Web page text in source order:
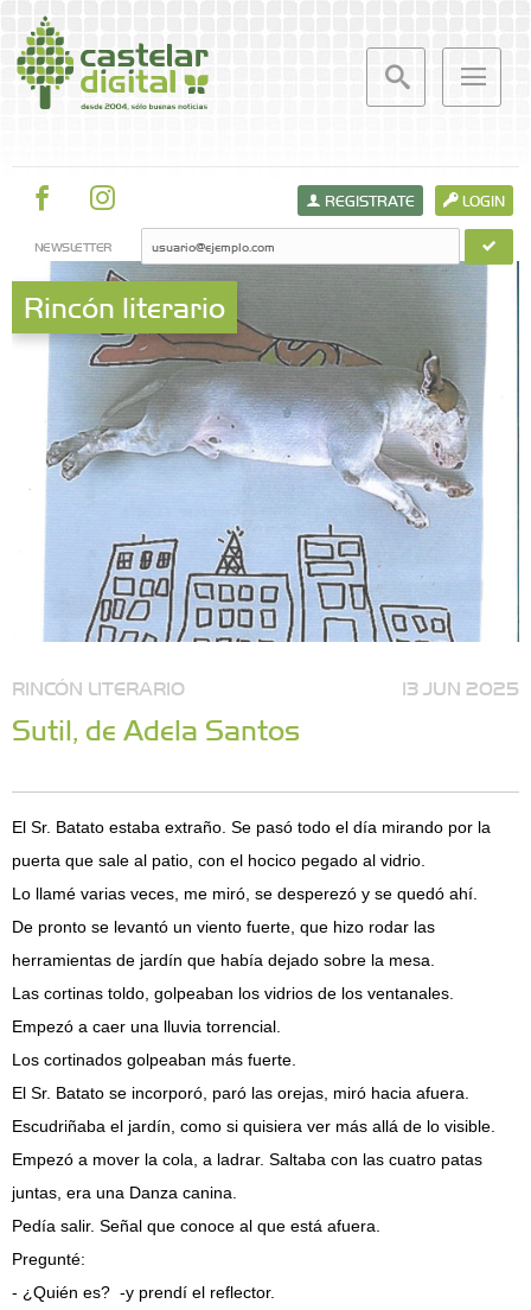
LOGIN
REGISTRATE
NEWSLETTER
Rincón literario
RINCÓN LITERARIO 13 JUN 2025
Sutil, de Adela Santos
El Sr. Batato estaba extraño. Se pasó todo el día mirando por la
puerta que sale al patio, con el hocico pegado al vidrio.
Lo llamé varias veces, me miró, se desperezó y se quedó ahí.
De pronto se levantó un viento fuerte, que hizo rodar las
herramientas de jardín que había dejado sobre la mesa.
Las cortinas toldo, golpeaban los vidrios de los ventanales.
Empezó a caer una lluvia torrencial.
Los cortinados golpeaban más fuerte.
El Sr. Batato se incorporó, paró las orejas, miró hacia afuera.
Escudriñaba el jardín, como si quisiera ver más allá de lo visible.
Empezó a mover la cola, a ladrar. Saltaba con las cuatro patas
juntas, era una Danza canina.
Pedía salir. Señal que conoce al que está afuera.
Pregunté:
- ¿Quién es? -y prendí el reflector.